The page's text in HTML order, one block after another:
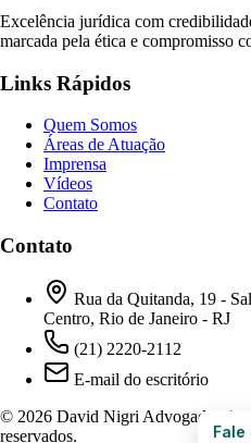
Excelência jurídica com
marcada pela ética e compromisso
Links Rápidos
Quem Somos
Áreas de Atuação
Imprensa
Vídeos
Contato
Contato
Rua da Quitanda, 19 -
Centro, Rio de Janeiro - RJ
(21) 2220-2112
E-mail do escritório
© 2026 David Nigri Advogados
reservados.
Para que possamos ajudá-
como deseja falar com
Prefiro ser respondido por: